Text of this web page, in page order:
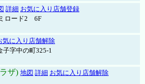
詳細 お気に入り店舗登録
ロード2 6F
気に入り店舗解除
子字中の町325-1
ザ) 地図 詳細 お気に入り店舗解除